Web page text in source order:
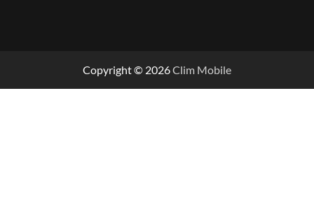
Copyright © 2026Clim Mobile